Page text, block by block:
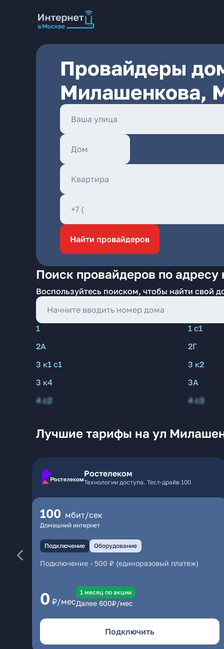
Провайдеры
Милашенкова,
Найти провайдеров
Поиск провайдеров по
Воспользуйтесь поиском, чтобы найти свой
1 1 с1
2А
2Г
3 к1 с1
3 к2
3 к4
3А
4 с2
4 с3
Лучшие тарифы на ул
Ростелеком
Технологии доступа. Тест-драйв 100
100 мбит/сек
Домашний интернет
Подключение Оборудование
Подключение - 500 ₽ (единоразовый платеж)
0 ₽/мес
1 месяц по акции
Далее 600₽/мес
Подключить